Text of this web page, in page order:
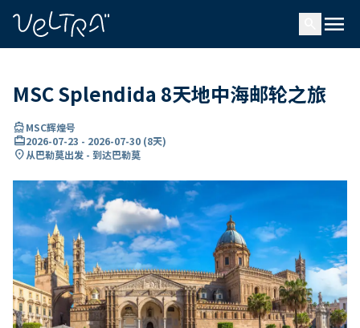
menu
MSC Splendida 8天地中海邮轮之旅
directions_boatMSC辉煌号
card_travel2026-07-23 - 2026-07-30 (8天)
location_on从巴勒莫出发 - 到达巴勒莫